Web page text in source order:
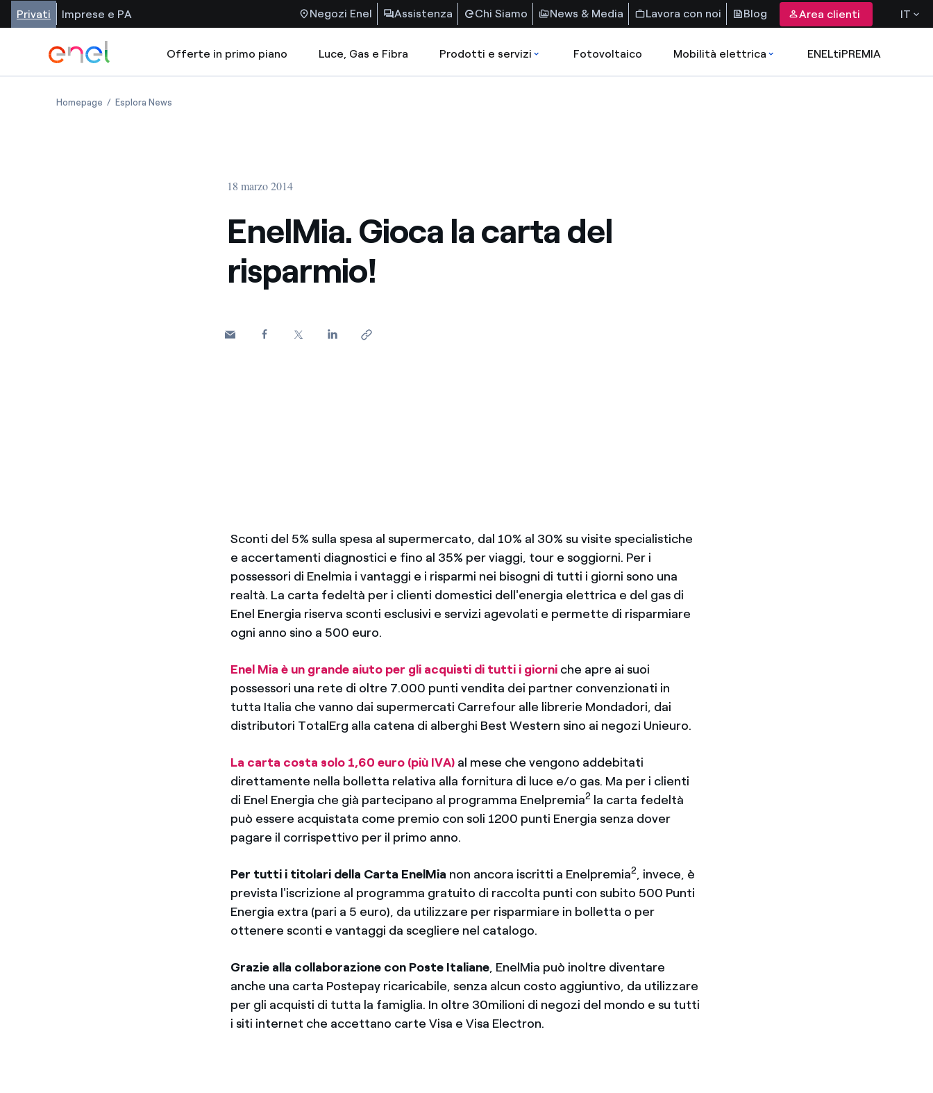
Privati Imprese e PA Negozi Enel Assistenza Chi Siamo News & Media Lavora con noi Blog Area clienti IT
Offerte in primo piano Luce, Gas e Fibra Prodotti e servizi Fotovoltaico Mobilità elettrica ENELtiPREMIA
Homepage Esplora News
18 marzo 2014
EnelMia. Gioca la carta del
risparmio!
Sconti del 5% sulla spesa al supermercato, dal 10% al 30% su visite specialistiche
e accertamenti diagnostici e fino al 35% per viaggi, tour e soggiorni. Per i
possessori di Enelmia i vantaggi e i risparmi nei bisogni di tutti i giorni sono una
realtà. La carta fedeltà per i clienti domestici dell'energia elettrica e del gas di
Enel Energia riserva sconti esclusivi e servizi agevolati e permette di risparmiare
ogni anno sino a 500 euro.
Enel Mia è un grande aiuto per gli acquisti di tutti i giorni che apre ai suoi
possessori una rete di oltre 7.000 punti vendita dei partner convenzionati in
tutta Italia che vanno dai supermercati Carrefour alle librerie Mondadori, dai
distributori TotalErg alla catena di alberghi Best Western sino ai negozi Unieuro.
La carta costa solo 1,60 euro (più IVA) al mese che vengono addebitati
direttamente nella bolletta relativa alla fornitura di luce e/o gas. Ma per i clienti
di Enel Energia che già partecipano al programma Enelpremia2 la carta fedeltà
può essere acquistata come premio con soli 1200 punti Energia senza dover
pagare il corrispettivo per il primo anno.
Per tutti i titolari della Carta EnelMia non ancora iscritti a Enelpremia2, invece, è
prevista l'iscrizione al programma gratuito di raccolta punti con subito 500 Punti
Energia extra (pari a 5 euro), da utilizzare per risparmiare in bolletta o per
ottenere sconti e vantaggi da scegliere nel catalogo.
Grazie alla collaborazione con Poste Italiane, EnelMia può inoltre diventare
anche una carta Postepay ricaricabile, senza alcun costo aggiuntivo, da utilizzare
per gli acquisti di tutta la famiglia. In oltre 30milioni di negozi del mondo e su tutti
i siti internet che accettano carte Visa e Visa Electron.